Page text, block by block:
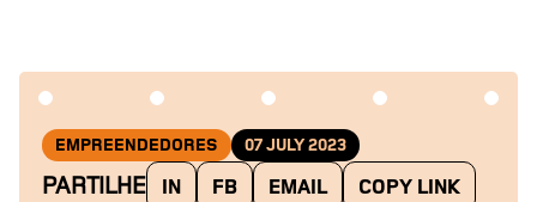
EMPREENDEDORES 07 JULY 2023
PARTILHE IN FB EMAIL COPY LINK